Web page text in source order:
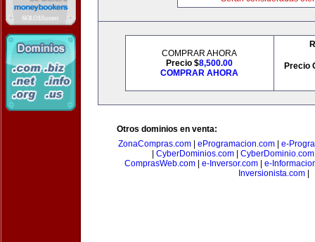
COMPRAR AHORA
Precio $8,500.00
COMPRAR AHORA
Precio
Otros dominios en venta:
ZonaCompras.com
eProgramacion.com
e-
CyberDominios.com| CyberDominio.com
ComprasWeb.com
e-Inversor.com
e-
Inversionista.com|